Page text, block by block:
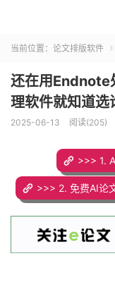
当前位置： 论文排版软件 
还在用Endnote
理软件就知道选
2025-06-13 阅读(205)
>>> 1.
>>> 2. 免费AI论